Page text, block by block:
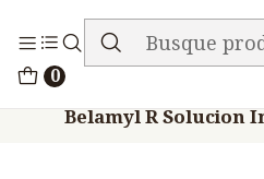
0
ENVIO GRATIS EN
Belamyl R Solucion